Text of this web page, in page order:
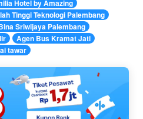
Hotel by Amazing
Tinggi Teknologi Palembang
Sriwijaya Palembang
Agen Bus Kramat Jati
tawar